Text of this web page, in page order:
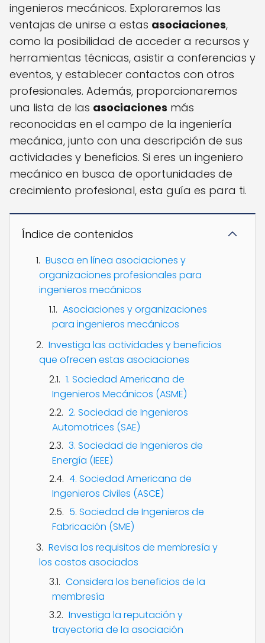
ingenieros mecánicos. Exploraremos las
ventajas de unirse a estas asociaciones,
como la posibilidad de acceder a recursos y
herramientas técnicas, asistir a conferencias y
eventos, y establecer contactos con otros
profesionales. Además, proporcionaremos
una lista de las asociaciones más
reconocidas en el campo de la ingeniería
mecánica, junto con una descripción de sus
actividades y beneficios. Si eres un ingeniero
mecánico en busca de oportunidades de
crecimiento profesional, esta guía es para ti.
Índice de contenidos
Busca en línea asociaciones y
organizaciones profesionales para
ingenieros mecánicos
Asociaciones y organizaciones
para ingenieros mecánicos
Investiga las actividades y beneficios
que ofrecen estas asociaciones
1. Sociedad Americana de
Ingenieros Mecánicos (ASME)
2. Sociedad de Ingenieros
Automotrices (SAE)
3. Sociedad de Ingenieros de
Energía (IEEE)
4. Sociedad Americana de
Ingenieros Civiles (ASCE)
5. Sociedad de Ingenieros de
Fabricación (SME)
Revisa los requisitos de membresía y
los costos asociados
Considera los beneficios de la
membresía
Investiga la reputación y
trayectoria de la asociación